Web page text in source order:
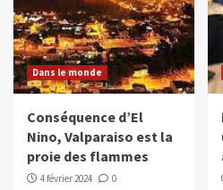
Dans le monde
Conséquence d’El
Nino, Valparaiso est la
proie des flammes
4 février 2024 0